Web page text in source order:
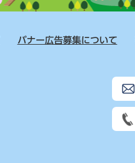
バナー広告募集について